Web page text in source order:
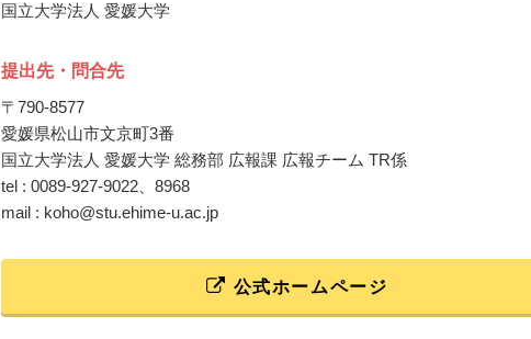
国立大学法人 愛媛大学
提出先・問合先
〒790-8577
愛媛県松山市文京町3番
国立大学法人 愛媛大学 総務部 広報課 広報チーム TR係
tel : 0089-927-9022、8968
mail : koho@stu.ehime-u.ac.jp
公式ホームページ